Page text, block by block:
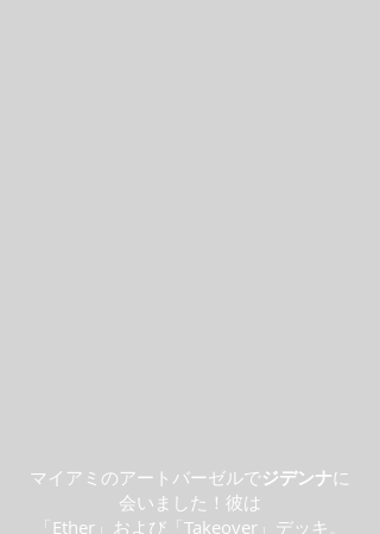
マイアミのアートバーゼルでジデンナに
会いました！彼は
「Ether」
および「Takeover」 デッキ。